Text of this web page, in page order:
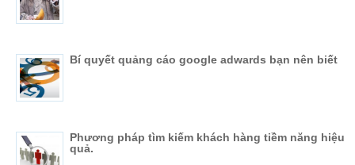
Bí quyết quảng cáo google adwards bạn nên biết
Phương pháp tìm kiếm khách hàng tiềm năng hiệu
quả.